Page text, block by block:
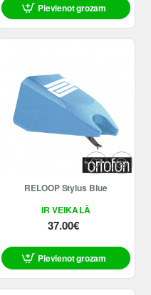
ATLAIDE
Pievienot grozam
IR VEIKALĀ
RELOOP Stylus Blue
37.00€
Pievienot grozam